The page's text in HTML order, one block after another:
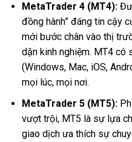
MetaTrader 4 (MT4):
đồng hành” đáng tin cậy
mới bước chân vào thị
dặn kinh nghiệm. MT4 có
(Windows, Mac, iOS,
mọi lúc, mọi nơi.
MetaTrader 5 (MT5):
vượt trội, MT5 là sự lựa
giao dịch ưa thích sự